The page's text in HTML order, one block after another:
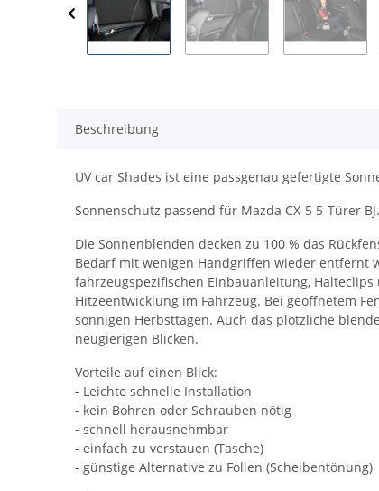
Beschreibung
UV car Shades ist eine passgenau gefertigte
Sonnenschutz passend für Mazda CX-5 5-Türer
Die Sonnenblenden decken zu 100 % das
Bedarf mit wenigen Handgriffen wieder entfernt
fahrzeugspezifischen Einbauanleitung,
Hitzeentwicklung im Fahrzeug. Bei geöffnetem
sonnigen Herbsttagen. Auch das plötzliche
neugierigen Blicken.
Vorteile auf einen Blick:
- Leichte schnelle Installation
- kein Bohren oder Schrauben nötig
- schnell herausnehmbar
- einfach zu verstauen (Tasche)
- günstige Alternative zu Folien (Scheibentönung)